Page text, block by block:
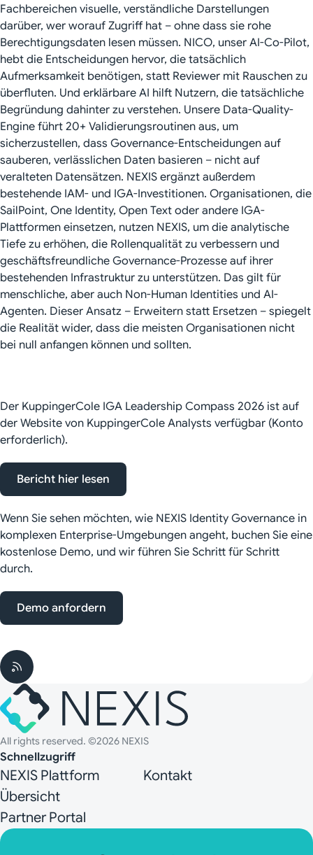
Fachbereichen visuelle, verständliche Darstellungen
darüber, wer worauf Zugriff hat – ohne dass sie rohe
Berechtigungsdaten lesen müssen. NICO, unser AI-Co-Pilot,
hebt die Entscheidungen hervor, die tatsächlich
Aufmerksamkeit benötigen, statt Reviewer mit Rauschen zu
überfluten. Und erklärbare AI hilft Nutzern, die tatsächliche
Begründung dahinter zu verstehen. Unsere Data-Quality-
Engine führt 20+ Validierungsroutinen aus, um
sicherzustellen, dass Governance-Entscheidungen auf
sauberen, verlässlichen Daten basieren – nicht auf
veralteten Datensätzen. NEXIS ergänzt außerdem
bestehende IAM- und IGA-Investitionen. Organisationen, die
SailPoint, One Identity, Open Text oder andere IGA-
Plattformen einsetzen, nutzen NEXIS, um die analytische
Tiefe zu erhöhen, die Rollenqualität zu verbessern und
geschäftsfreundliche Governance-Prozesse auf ihrer
bestehenden Infrastruktur zu unterstützen. Das gilt für
menschliche, aber auch Non-Human Identities und AI-
Agenten. Dieser Ansatz – Erweitern statt Ersetzen – spiegelt
die Realität wider, dass die meisten Organisationen nicht
bei null anfangen können und sollten.
Der KuppingerCole IGA Leadership Compass 2026 ist auf
der Website von KuppingerCole Analysts verfügbar (Konto
erforderlich).
Bericht hier lesen
Wenn Sie sehen möchten, wie NEXIS Identity Governance in
komplexen Enterprise-Umgebungen angeht, buchen Sie eine
kostenlose Demo, und wir führen Sie Schritt für Schritt
durch.
Demo anfordern
All rights reserved. ©2026 NEXIS
Schnellzugriff
NEXIS Plattform
Übersicht
Kontakt
Partner Portal